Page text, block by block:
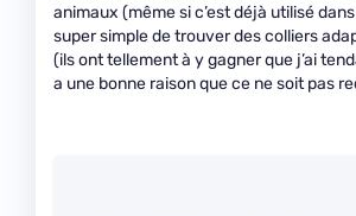
animaux (même si c’est déjà utilisé
super simple de trouver des colliers
(ils ont tellement à y gagner que j’ai
a une bonne raison que ce ne soit pas